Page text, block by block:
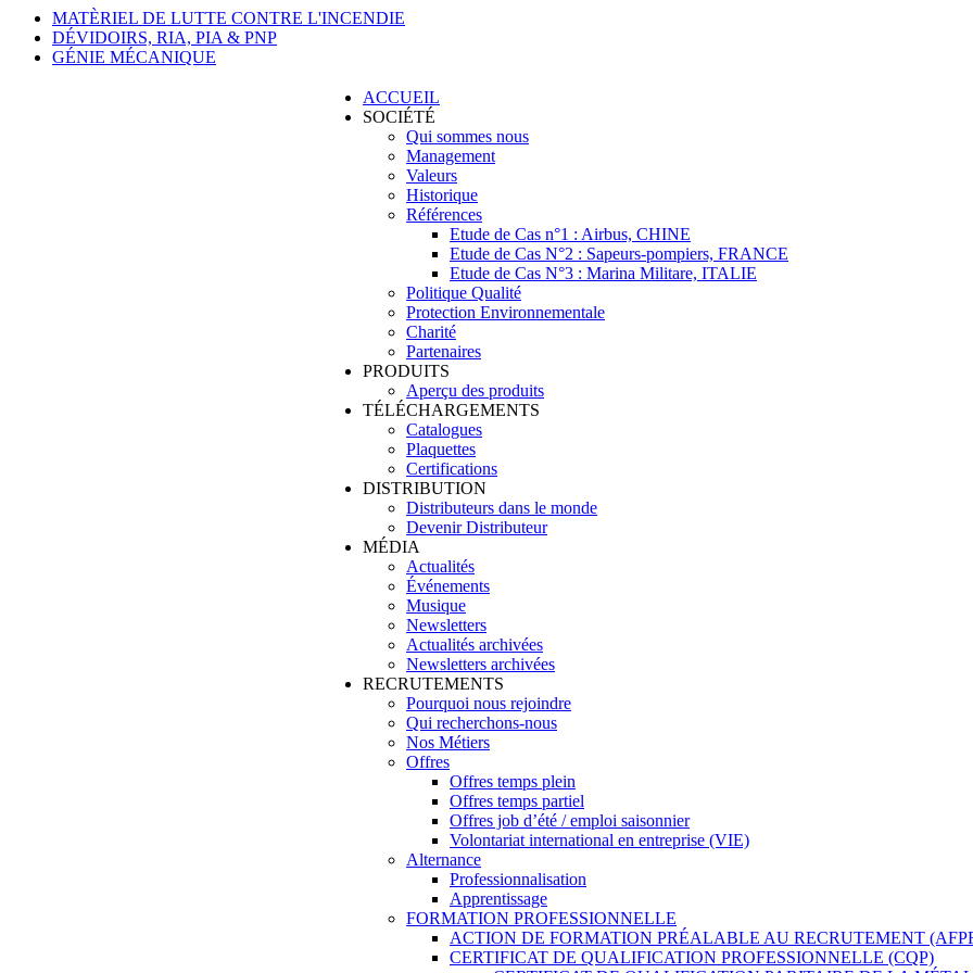
MATÈRIEL DE LUTTE CONTRE L'INCENDIE
DÉVIDOIRS, RIA, PIA & PNP
GÉNIE MÉCANIQUE
ACCUEIL
SOCIÉTÉ
Qui sommes nous
Management
Valeurs
Historique
Références
Etude de Cas n°1 : Airbus, CHINE
Etude de Cas N°2 : Sapeurs-pompiers, FRANCE
Etude de Cas N°3 : Marina Militare, ITALIE
Politique Qualité
Protection Environnementale
Charité
Partenaires
PRODUITS
Aperçu des produits
TÉLÉCHARGEMENTS
Catalogues
Plaquettes
Certifications
DISTRIBUTION
Distributeurs dans le monde
Devenir Distributeur
MÉDIA
Actualités
Événements
Musique
Newsletters
Actualités archivées
Newsletters archivées
RECRUTEMENTS
Pourquoi nous rejoindre
Qui recherchons-nous
Nos Métiers
Offres
Offres temps plein
Offres temps partiel
Offres job d’été / emploi saisonnier
Volontariat international en entreprise (VIE)
Alternance
Professionnalisation
Apprentissage
FORMATION PROFESSIONNELLE
ACTION DE FORMATION PRÉALABLE AU RECRUTEMENT
CERTIFICAT DE QUALIFICATION PROFESSIONNELLE (CQP)